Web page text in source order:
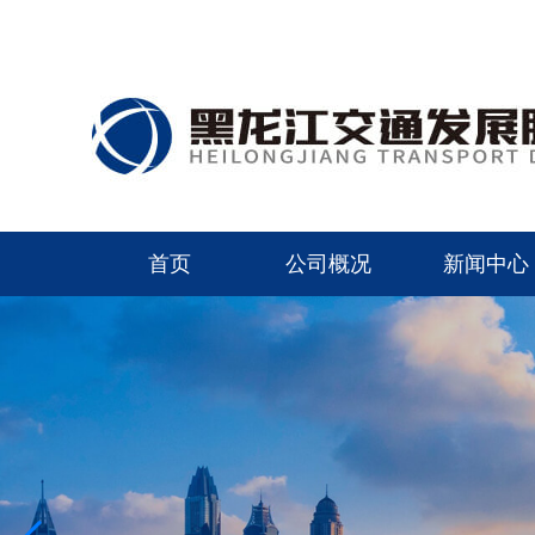
首页 公司概况 新闻中心